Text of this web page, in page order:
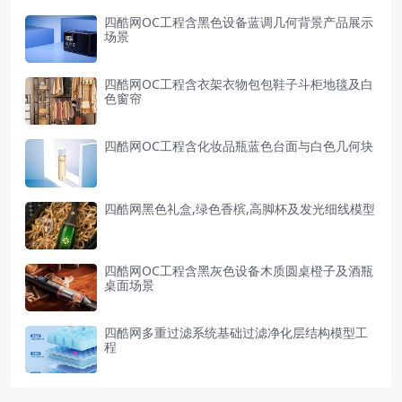
四酷网OC工程含黑色设备蓝调几何背景产品展示
场景
四酷网OC工程含衣架衣物包包鞋子斗柜地毯及白
色窗帘
四酷网OC工程含化妆品瓶蓝色台面与白色几何块
四酷网黑色礼盒,绿色香槟,高脚杯及发光细线模型
四酷网OC工程含黑灰色设备木质圆桌橙子及酒瓶
桌面场景
四酷网多重过滤系统基础过滤净化层结构模型工
程